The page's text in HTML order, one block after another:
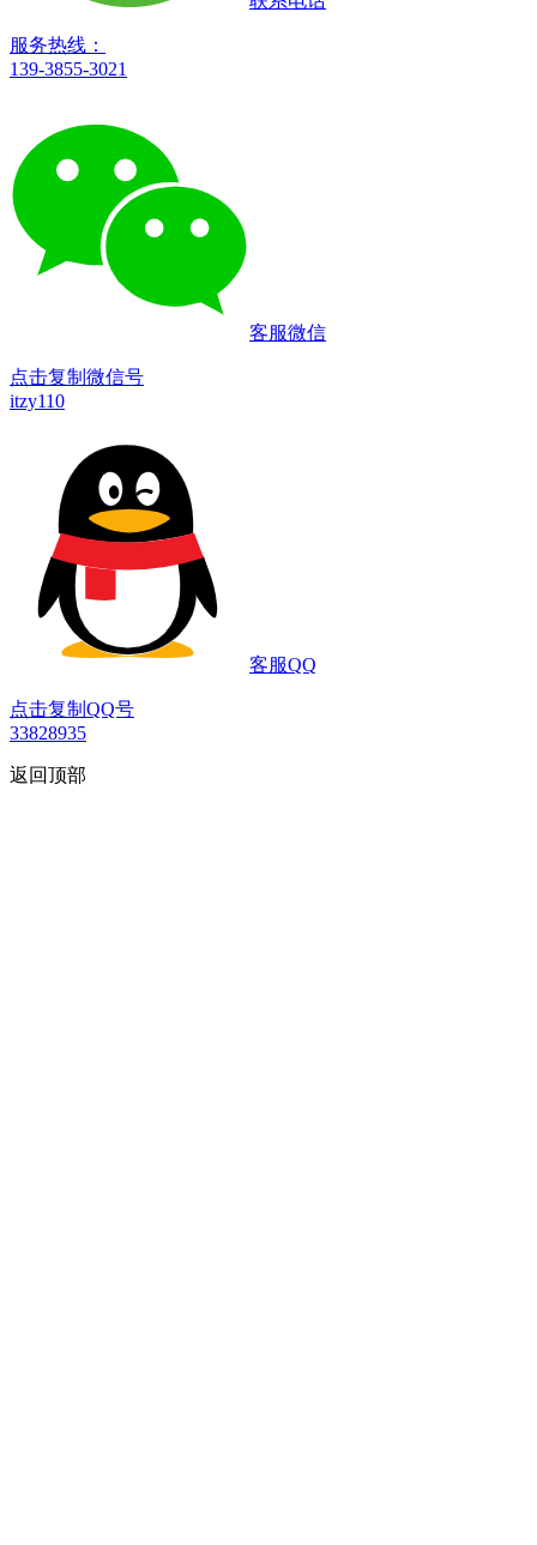
服务热线：
139-3855-3021
客服微信
点击复制微信号
itzy110
客服QQ
点击复制QQ号
33828935
返回顶部